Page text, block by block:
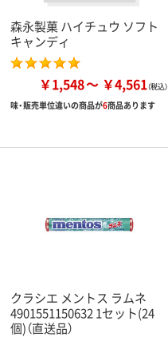
森永製菓 ハイチュウ ソフト
キャンディ
￥1,548 ￥4,561
味・販売単位違いの商品が6商品あります
クラシエ メントス ラムネ
4901551150632 1セット(24
個)（直送品）